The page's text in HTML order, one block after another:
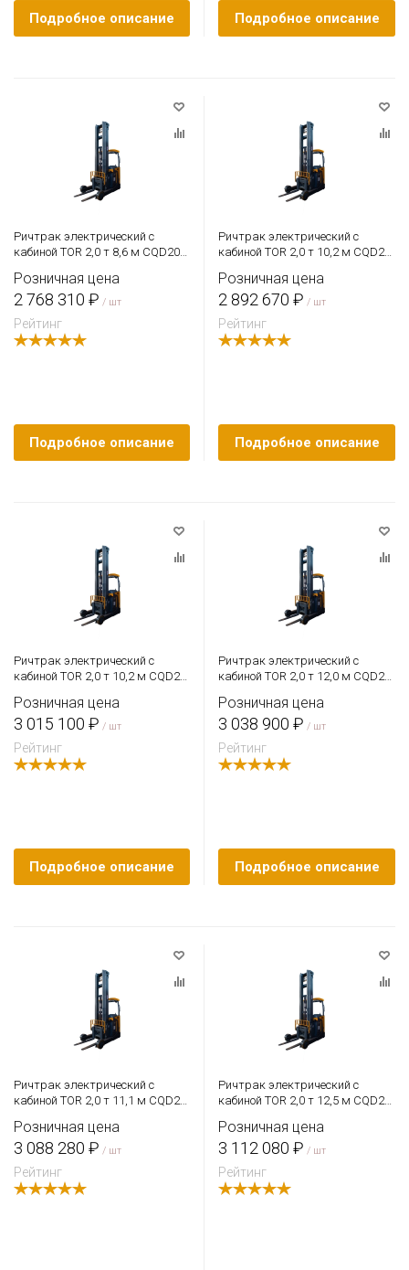
Подробное описание Подробное описание
Ричтрак электрический с
кабиной TOR 2,0 т 8,6 м CQD20-
Розничная цена
2 768 310 ₽ / шт
Рейтинг
Подробное описание
Ричтрак электрический с
кабиной TOR 2,0 т 10,2 м CQD20-
подъемом
Розничная цена
2 892 670 ₽ / шт
Рейтинг
Подробное описание
Ричтрак электрический с
кабиной TOR 2,0 т 10,2 м CQD20-
подъемом
Розничная цена
3 015 100 ₽ / шт
Рейтинг
Подробное описание
Ричтрак электрический с
кабиной TOR 2,0 т 12,0 м CQD20-
подъемом
Розничная цена
3 038 900 ₽ / шт
Рейтинг
Подробное описание
Ричтрак электрический с
кабиной TOR 2,0 т 11,1 м CQD20-
подъемом
Розничная цена
3 088 280 ₽ / шт
Рейтинг
Ричтрак электрический с
кабиной TOR 2,0 т 12,5 м CQD20-
подъемом
Розничная цена
3 112 080 ₽ / шт
Рейтинг